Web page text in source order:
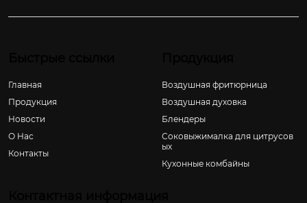
Главная
Продукция
Новости
О Hас
Контакты
Воздушная фритюрница
Воздушная духовка
Блендеры
Соковыжималка для цитрусов
ых
Кухонные комбайны